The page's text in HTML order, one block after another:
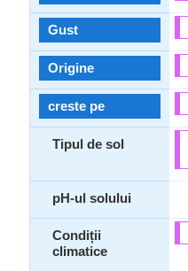
Gust
Origine
creste pe
Tipul de sol
pH-ul solului
Condiții
climatice